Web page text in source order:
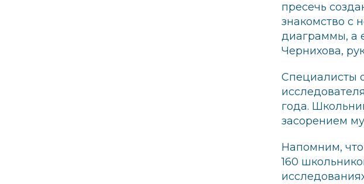
пресечь
знакомство с
диаграммы, а
Чернихова,
Специалисты
года.
засорением
Напомним,
160